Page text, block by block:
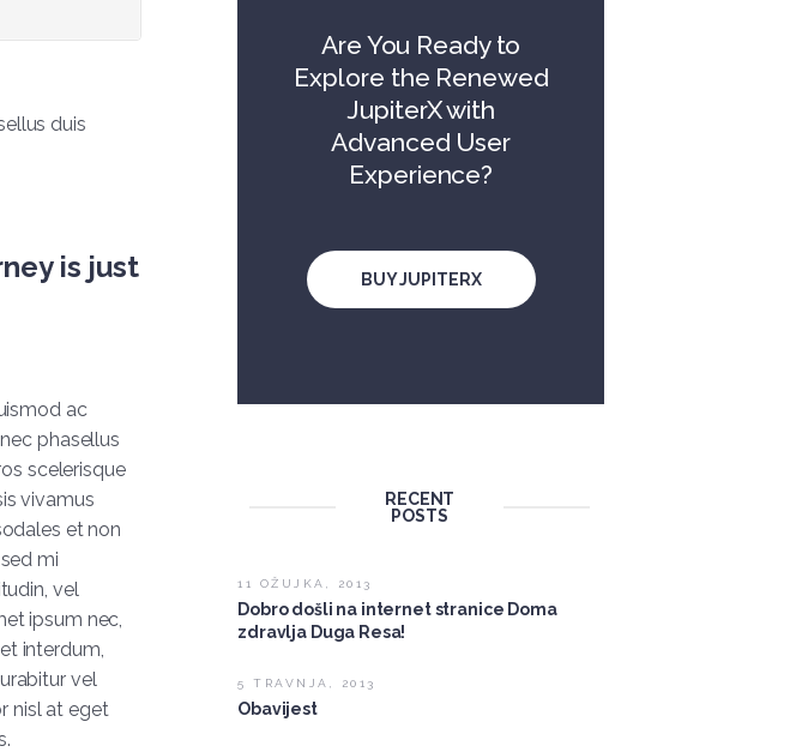
duis
is just
ac
phasellus
scelerisque
vivamus
et non
mi
vel
ipsum nec,
interdum,
vel
nisl at eget
Are You Ready to
Explore the Renewed
JupiterX with
Advanced User
Experience?
BUY JUPITERX
RECENT
POSTS
11 OŽUJKA, 2013
Dobro došli na internet stranice Doma
zdravlja Duga Resa!
5 TRAVNJA, 2013
Obavijest